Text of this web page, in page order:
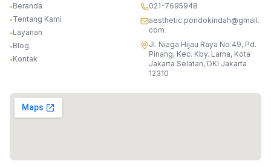
•Beranda
•Tentang Kami
•Layanan
•Blog
•Kontak
021-7695948
aesthetic.pondokindah@gmail.
com
Jl. Niaga Hijau Raya No.49, Pd.
Pinang, Kec. Kby. Lama, Kota
Jakarta Selatan, DKI Jakarta
12310